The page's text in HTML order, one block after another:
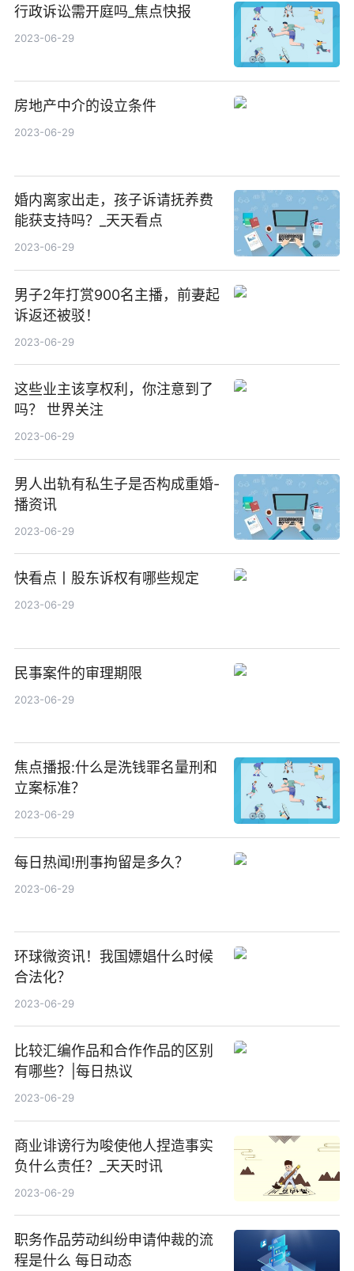
行政诉讼需开庭吗_焦点快报
2023-06-29
房地产中介的设立条件
2023-06-29
婚内离家出走，孩子诉请抚养费
能获支持吗？_天天看点
2023-06-29
男子2年打赏900名主播，前妻起
诉返还被驳！
2023-06-29
这些业主该享权利，你注意到了
吗？ 世界关注
2023-06-29
男人出轨有私生子是否构成重婚-
播资讯
2023-06-29
快看点丨股东诉权有哪些规定
2023-06-29
民事案件的审理期限
2023-06-29
焦点播报:什么是洗钱罪名量刑和
立案标准？
2023-06-29
每日热闻!刑事拘留是多久？
2023-06-29
环球微资讯！我国嫖娼什么时候
合法化？
2023-06-29
比较汇编作品和合作作品的区别
有哪些？|每日热议
2023-06-29
商业诽谤行为唆使他人捏造事实
负什么责任？_天天时讯
2023-06-29
职务作品劳动纠纷申请仲裁的流
程是什么 每日动态